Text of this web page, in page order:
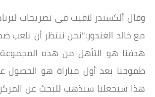
وقال ألكسندر لافيت في تصريحات
مع خالد الغندور:"نحن ننتظر أن نلعب
هدفنا هو التأهل من هذه المجموعة
طموحنا بعد أول مباراة هو الحصول
هذا سيجعلنا سنذهب للبحث عن المركز